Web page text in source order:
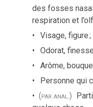
des fosses
respiration et
Visage, figure;
Odorat,
Arôme,
Personne qui
(par anal.)